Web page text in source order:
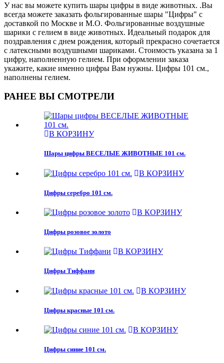
У нас вы можете купить шары цифры в виде животных. .Вы
всегда можете заказать фольгированные шары "Цифры" с
доставкой по Москве и М.О. Фольгированные воздушные
шарики с гелием в виде животных. Идеальный подарок для
поздравления с днем рождения, который прекрасно сочетается
с латексными воздушными шариками. Стоимость указана за 1
цифру, наполненную гелием. При оформлении заказа
укажите, какие именно цифры Вам нужны. Цифры 101 см.,
наполнены гелием.
РАНЕЕ ВЫ СМОТРЕЛИ
В КОРЗИНУ
Шары цифры ВЕСЕЛЫЕ ЖИВОТНЫЕ 101 см.
В КОРЗИНУ
Цифры серебро 101 см.
В КОРЗИНУ
Цифры розовое золото
В КОРЗИНУ
Цифры Тиффани
В КОРЗИНУ
Цифры красные 101 см.
В КОРЗИНУ
Цифры синие 101 см.